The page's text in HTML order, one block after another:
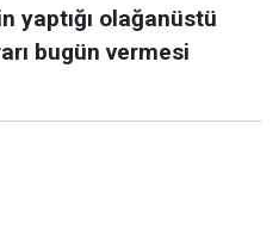
yaptığı olağanüstü
bugün vermesi